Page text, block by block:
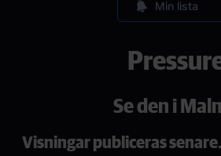
Min lista
Se den i
Visningar publiceras